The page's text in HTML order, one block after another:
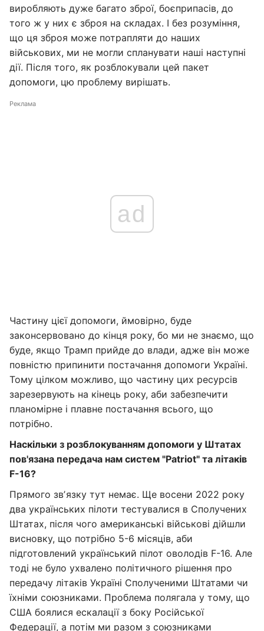
виробляють дуже багато зброї, боєприпасів, до
того ж у них є зброя на складах. І без розуміння,
що ця зброя може потрапляти до наших
військових, ми не могли спланувати наші наступні
дії. Після того, як розблокували цей пакет
допомоги, цю проблему вирішать.
Реклама
ad
Частину цієї допомоги, ймовірно, буде
законсервовано до кінця року, бо ми не знаємо, що
буде, якщо Трамп прийде до влади, адже він може
повністю припинити постачання допомоги Україні.
Тому цілком можливо, що частину цих ресурсів
зарезервують на кінець року, аби забезпечити
планомірне і плавне постачання всього, що
потрібно.
Наскільки з розблокуванням допомоги у Штатах
пов'язана передача нам систем "Patriot" та літаків
F-16?
Прямого звʼязку тут немає. Ще восени 2022 року
два українських пілоти тестувалися в Сполучених
Штатах, після чого американські військові дійшли
висновку, що потрібно 5-6 місяців, аби
підготовлений український пілот оволодів F-16. Але
тоді не було ухвалено політичного рішення про
передачу літаків Україні Сполученими Штатами чи
їхніми союзниками. Проблема полягала у тому, що
США боялися ескалації з боку Російської
Федерації, а потім ми разом з союзниками